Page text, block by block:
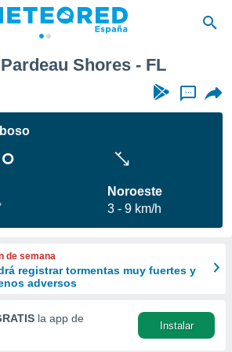
Shores - FL
...
Noroeste
3
9 km/h
de semana
registrar tormentas muy fuertes y
adversos
la app de
Instalar